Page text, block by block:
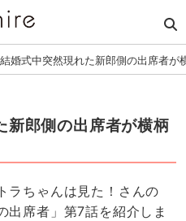
婚式中突然現れた新郎側の出席者が
新郎側の出席者が横柄
ラちゃんは見た！さんの
出席者」第7話を紹介しま